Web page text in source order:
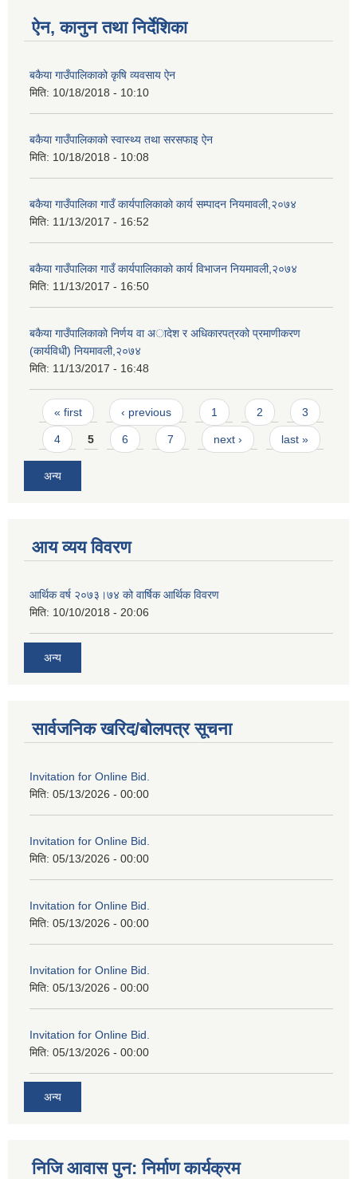
ऐन, कानुन तथा निर्देशिका
बकैया गाउँपालिकाको कृषि व्यवसाय ऐन
मिति: 10/18/2018 - 10:10
बकैया गाउँपालिकाको स्वास्थ्य तथा सरसफाइ ऐन
मिति: 10/18/2018 - 10:08
बकैया गाउँपालिका गाउँ कार्यपालिकाकाे कार्य सम्पादन नियमावली,२०७४
मिति: 11/13/2017 - 16:52
बकैया गाउँपालिका गाउँ कार्यपालिकाकाे कार्य विभाजन नियमावली,२०७४
मिति: 11/13/2017 - 16:50
बकैया गाउँपालिकाकाे निर्णय वा अादेश र अधिकारपत्रको प्रमाणीकरण
(कार्यविधी) नियमावली,२०७४
मिति: 11/13/2017 - 16:48
Pages
« first ‹ previous 1 2 3
4 5 6 7 next › last »
अन्य
आय व्यय विवरण
आर्थिक वर्ष २०७३।७४ को वार्षिक आर्थिक विवरण
मिति: 10/10/2018 - 20:06
अन्य
सार्वजनिक खरिद/बोलपत्र सूचना
Invitation for Online Bid.
मिति: 05/13/2026 - 00:00
Invitation for Online Bid.
मिति: 05/13/2026 - 00:00
Invitation for Online Bid.
मिति: 05/13/2026 - 00:00
Invitation for Online Bid.
मिति: 05/13/2026 - 00:00
Invitation for Online Bid.
मिति: 05/13/2026 - 00:00
अन्य
निजि आवास पुन: निर्माण कार्यक्रम